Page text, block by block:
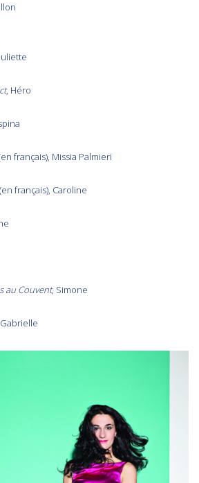
, Héro
français), Missia Palmieri
français), Caroline
au Couvent, Simone